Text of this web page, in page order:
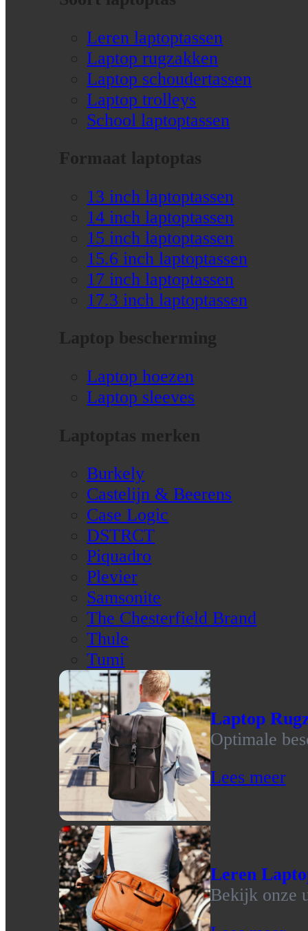
Leren laptoptassen
Laptop rugzakken
Laptop schoudertassen
Laptop trolleys
School laptoptassen
Formaat laptoptas
13 inch laptoptassen
14 inch laptoptassen
15 inch laptoptassen
15.6 inch laptoptassen
17 inch laptoptassen
17.3 inch laptoptassen
Laptop bescherming
Laptop hoezen
Laptop sleeves
Laptoptas merken
Burkely
Castelijn & Beerens
Case Logic
DSTRCT
Piquadro
Plevier
Samsonite
The Chesterfield Brand
Thule
Tumi
Laptop
Optimale
Lees meer
Leren
Bekijk onze